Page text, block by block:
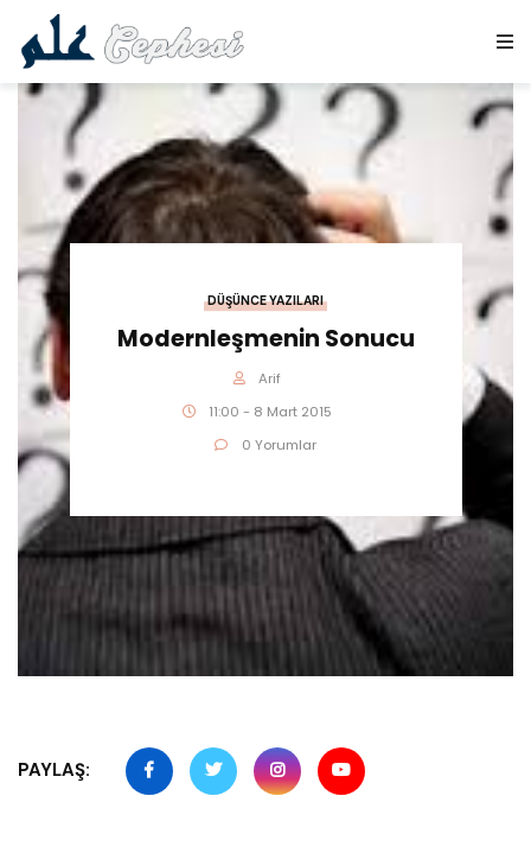
DÜŞÜNCE YAZILARI
Modernleşmenin Sonucu
Arif
11:00 - 8 Mart 2015
0 Yorumlar
PAYLAŞ: